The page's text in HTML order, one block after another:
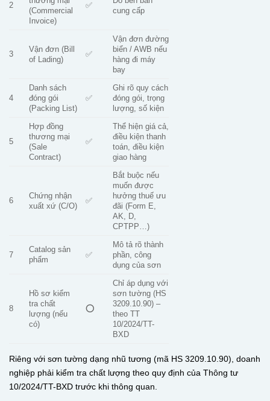
2
(Commercial
Invoice)
✅
cung cấp
3
Vận đơn (Bill
of Lading)
✅
Vận đơn đường
biển / AWB nếu
hàng đi máy
bay
4
Danh sách
đóng gói
(Packing List)
✅
Ghi rõ quy cách
đóng gói, trọng
lượng, số kiện
5
Hợp đồng
thương mại
(Sale
Contract)
✅
Thể hiện giá cả,
điều kiện thanh
toán, điều kiện
giao hàng
6
Chứng nhận
xuất xứ (C/O)
✅
Bắt buộc nếu
muốn được
hưởng thuế ưu
đãi (Form E,
AK, D,
CPTPP…)
7
Catalog sản
phẩm
✅
Mô tả rõ thành
phần, công
dụng của sơn
8
Hồ sơ kiểm
tra chất
lượng (nếu
có)
⭕
Chỉ áp dụng với
sơn tường (HS
3209.10.90) –
theo TT
10/2024/TT-
BXD
Riêng với sơn tường dạng nhũ tương (mã HS 3209.10.90), doanh
nghiệp phải kiểm tra chất lượng theo quy định của Thông tư
10/2024/TT-BXD trước khi thông quan.